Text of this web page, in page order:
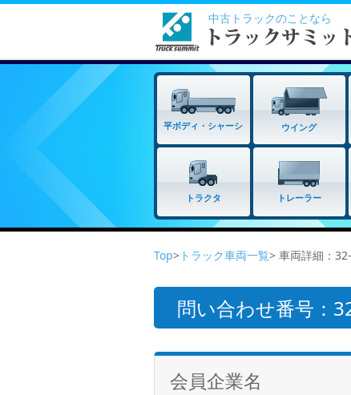
中古トラックのことなら
平ボディ・シャーシ ウイング
トラクタ トレーラー
Top> トラック車両一覧> 車両詳細：
問い合わせ番号：
会員企業名